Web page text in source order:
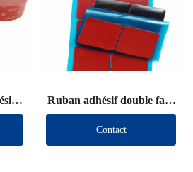
Ruban adhésif double face
VHB (autre marque)
Contact